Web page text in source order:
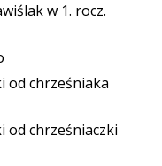
w 1. rocz.
od chrześniaka
od chrześniaczki